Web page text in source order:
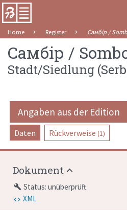
Home Register Самбір /
Самбір /
Stadt/Siedlung (
Angaben aus der Edition
Daten Rückverweise (1)
Dokument
build Status: unüberprüft
XML